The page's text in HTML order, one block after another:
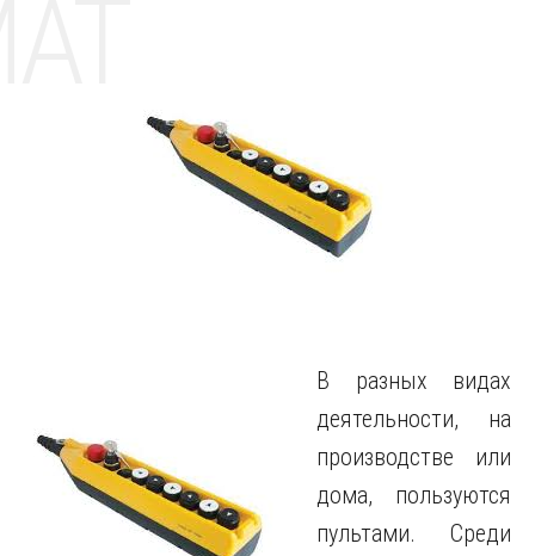
В разных видах
деятельности, на
производстве или
дома, пользуются
пультами. Среди